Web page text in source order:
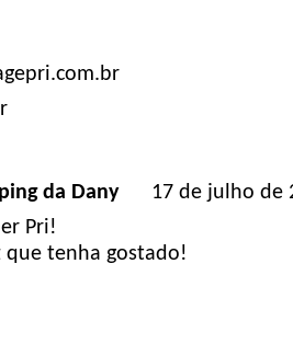
da Dany
17 de julho de
Pri!
que tenha gostado!